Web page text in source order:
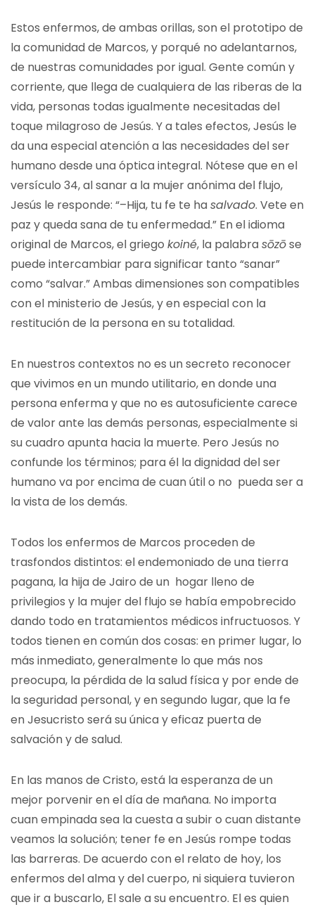
Estos enfermos, de ambas orillas, son el prototipo de
la comunidad de Marcos, y porqué no adelantarnos,
de nuestras comunidades por igual. Gente común y
corriente, que llega de cualquiera de las riberas de la
vida, personas todas igualmente necesitadas del
toque milagroso de Jesús. Y a tales efectos, Jesús le
da una especial atención a las necesidades del ser
humano desde una óptica integral. Nótese que en el
versículo 34, al sanar a la mujer anónima del flujo,
Jesús le responde: “–Hija, tu fe te hasalvado. Vete en
paz y queda sana de tu enfermedad.” En el idioma
original de Marcos, el griego koiné, la palabrasōzōse
puede intercambiar para significar tanto “sanar”
como “salvar.” Ambas dimensiones son compatibles
con el ministerio de Jesús, y en especial con la
restitución de la persona en su totalidad.
En nuestros contextos no es un secreto reconocer
que vivimos en un mundo utilitario, en donde una
persona enferma y que no es autosuficiente carece
de valor ante las demás personas, especialmente si
su cuadro apunta hacia la muerte. Pero Jesús no
confunde los términos; para él la dignidad del ser
humano va por encima de cuan útil o no pueda ser a
la vista de los demás.
Todos los enfermos de Marcos proceden de
trasfondos distintos: el endemoniado de una tierra
pagana, la hija de Jairo de un hogar lleno de
privilegios y la mujer del flujo se había empobrecido
dando todo en tratamientos médicos infructuosos. Y
todos tienen en común dos cosas: en primer lugar, lo
más inmediato, generalmente lo que más nos
preocupa, la pérdida de la salud física y por ende de
la seguridad personal, y en segundo lugar, que la fe
en Jesucristo será su única y eficaz puerta de
salvación y de salud.
En las manos de Cristo, está la esperanza de un
mejor porvenir en el día de mañana. No importa
cuan empinada sea la cuesta a subir o cuan distante
veamos la solución; tener fe en Jesús rompe todas
las barreras. De acuerdo con el relato de hoy, los
enfermos del alma y del cuerpo, ni siquiera tuvieron
que ir a buscarlo, El sale a su encuentro. El es quien